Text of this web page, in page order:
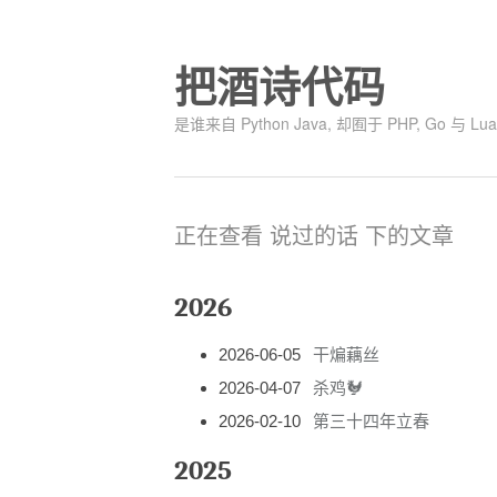
把酒诗代码
是谁来自 Python Java, 却囿于 PHP, Go 与
正在查看 说过的话 下的文章
2026
2026-06-05
干煸藕丝
2026-04-07
杀鸡🐓
2026-02-10
第三十四年立春
2025